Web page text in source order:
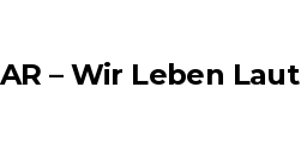
– Wir Leben Laut